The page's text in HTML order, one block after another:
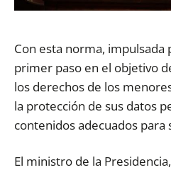
Con esta norma, impulsada
primer paso en el objetivo
los derechos de los
la protección de sus datos
contenidos adecuados para
El ministro de la